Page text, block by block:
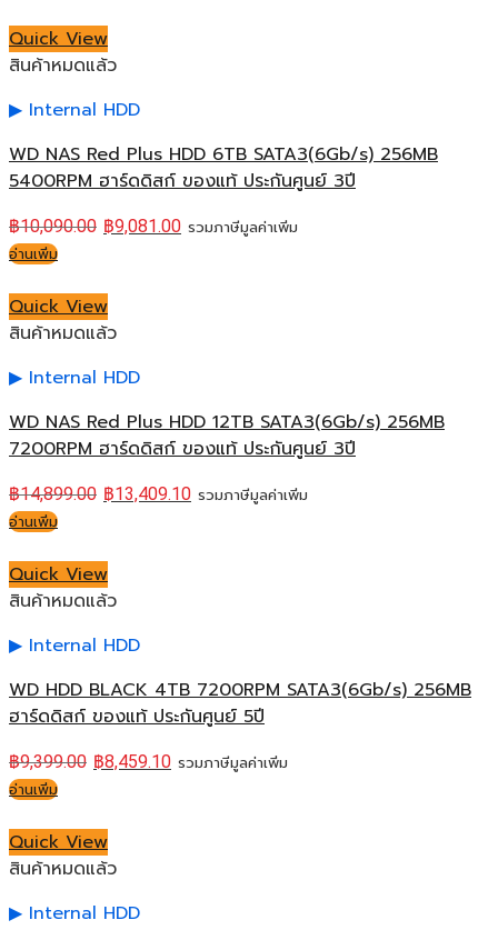
Quick View
สินค้าหมดแล้ว
Internal HDD
WD NAS Red Plus HDD 6TB SATA3(6Gb/s) 256MB
5400RPM ฮาร์ดดิสก์ ของแท้ ประกันศูนย์ 3ปี
฿10,090.00 ฿9,081.00 รวมภาษีมูลค่าเพิ่ม
อ่านเพิ่ม
Quick View
สินค้าหมดแล้ว
Internal HDD
WD NAS Red Plus HDD 12TB SATA3(6Gb/s) 256MB
7200RPM ฮาร์ดดิสก์ ของแท้ ประกันศูนย์ 3ปี
฿14,899.00 ฿13,409.10 รวมภาษีมูลค่าเพิ่ม
อ่านเพิ่ม
Quick View
สินค้าหมดแล้ว
Internal HDD
WD HDD BLACK 4TB 7200RPM SATA3(6Gb/s) 256MB
ฮาร์ดดิสก์ ของแท้ ประกันศูนย์ 5ปี
฿9,399.00 ฿8,459.10 รวมภาษีมูลค่าเพิ่ม
อ่านเพิ่ม
Quick View
สินค้าหมดแล้ว
Internal HDD